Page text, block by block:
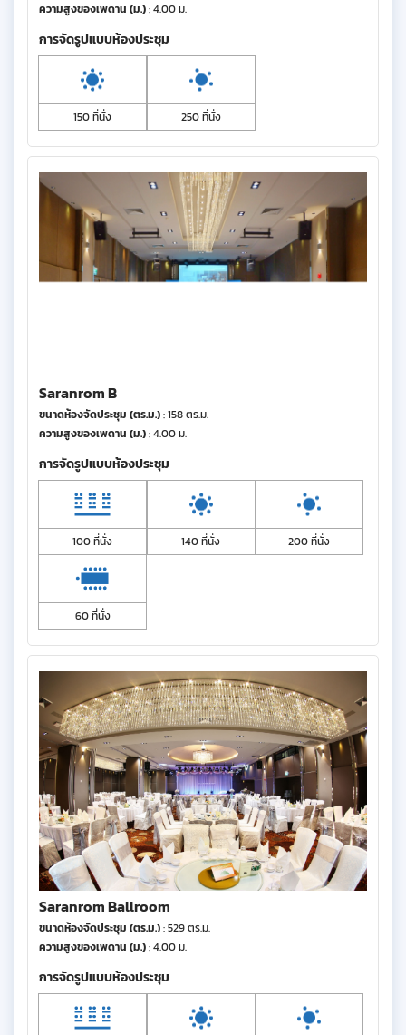
ความสูงของเพดาน (ม.): 4.00 ม.
การจัดรูปแบบห้องประชุม
150 ที่นั่ง 250 ที่นั่ง
Saranrom B
ขนาดห้องจัดประชุม (ตร.ม.): 158 ตร.ม.
ความสูงของเพดาน (ม.): 4.00 ม.
การจัดรูปแบบห้องประชุม
100 ที่นั่ง 140 ที่นั่ง 200 ที่นั่ง
60 ที่นั่ง
Saranrom Ballroom
ขนาดห้องจัดประชุม (ตร.ม.): 529 ตร.ม.
ความสูงของเพดาน (ม.): 4.00 ม.
การจัดรูปแบบห้องประชุม